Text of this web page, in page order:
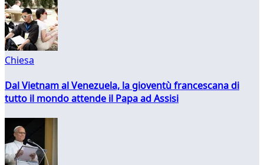
Chiesa
Dal Vietnam al Venezuela, la gioventù francescana di
tutto il mondo attende il Papa ad Assisi